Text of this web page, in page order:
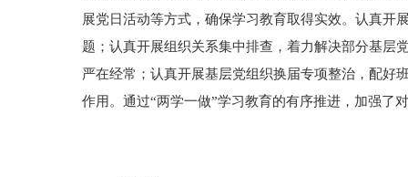
展党日活动等方式，确保学习教育取得实效。认真开
题；认真开展组织关系集中排查，着力解决部分基层
严在经常；认真开展基层党组织换届专项整治，配好
作用。通过“两学一做”学习教育的有序推进，加强了